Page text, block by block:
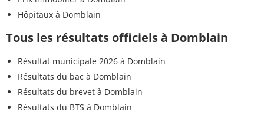
Hôpitaux à Domblain
Tous les résultats officiels à Domblain
Résultat municipale 2026 à Domblain
Résultats du bac à Domblain
Résultats du brevet à Domblain
Résultats du BTS à Domblain